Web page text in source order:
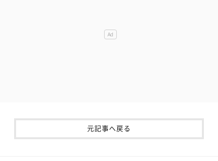
元記事へ戻る